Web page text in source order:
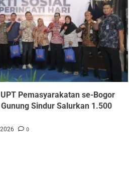
Pemasyarakatan se-Bogor
Sindur Salurkan 1.500
0